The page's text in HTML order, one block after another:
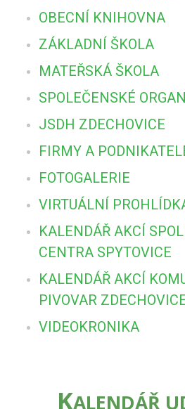
OBECNÍ KNIHOVNA
ZÁKLADNÍ ŠKOLA
MATEŘSKÁ ŠKOLA
SPOLEČENSKÉ
JSDH ZDECHOVICE
FIRMY A
FOTOGALERIE
VIRTUÁLNÍ
KALENDÁŘ AKCÍ
CENTRA SPYTOVICE
KALENDÁŘ AKCÍ
PIVOVAR
VIDEOKRONIKA
KALENDÁŘ